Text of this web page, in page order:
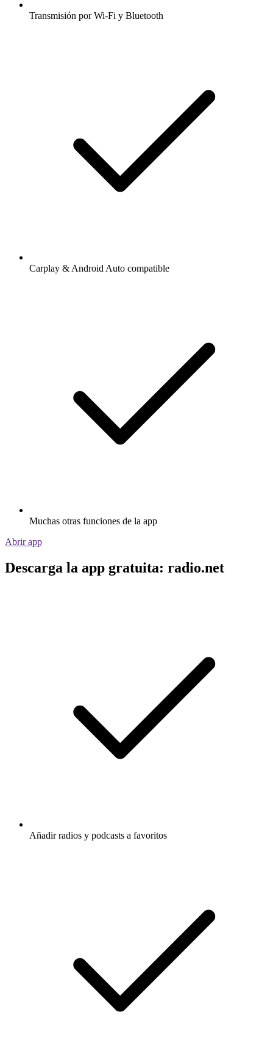
Transmisión por Wi-Fi y Bluetooth
Carplay & Android Auto compatible
Muchas otras funciones de la app
Abrir app
Descarga la app gratuita: radio.net
Añadir radios y podcasts a favoritos